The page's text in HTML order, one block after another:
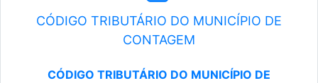
CÓDIGO TRIBUTÁRIO DO MUNICÍPIO DE
CONTAGEM
CÓDIGO TRIBUTÁRIO DO MUNICÍPIO DE